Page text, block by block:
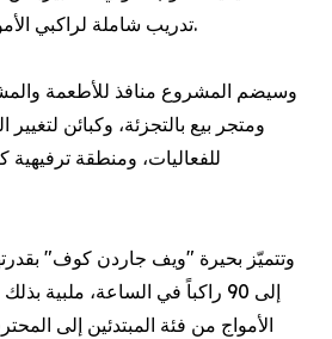
تدريب شاملة لراكبي الأمواج من جميع المستويات.
وسيضم المشروع منافذ للأطعمة
ومتجر بيع بالتجزئة، وكبائن
للفعاليات، ومنطقة
وتتميّز بحيرة "ويف جاردن كوف"
إلى 90 راكباً في الساعة، ملبية
الأمواج من فئة المبتدئين إلى